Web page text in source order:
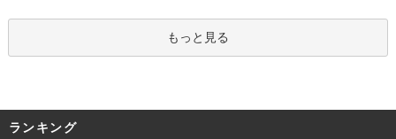
もっと見る
ランキング